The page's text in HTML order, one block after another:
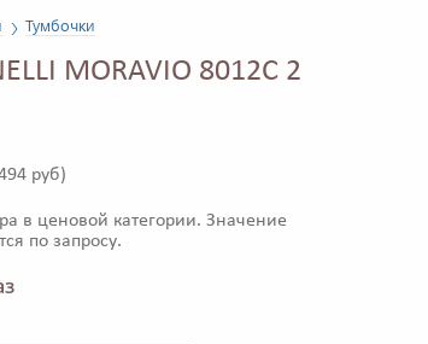
Тумбочки
MORAVIO 8012C 2
руб)
в ценовой категории. Значение
по запросу.